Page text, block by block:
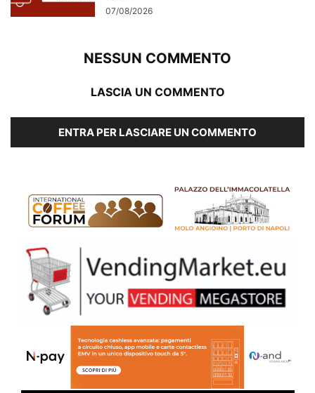
07/08/2026
NESSUN COMMENTO
LASCIA UN COMMENTO
ENTRA PER LASCIARE UN COMMENTO